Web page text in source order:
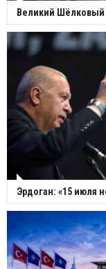
Великий Шёлковый
Эрдоган: «15 июля